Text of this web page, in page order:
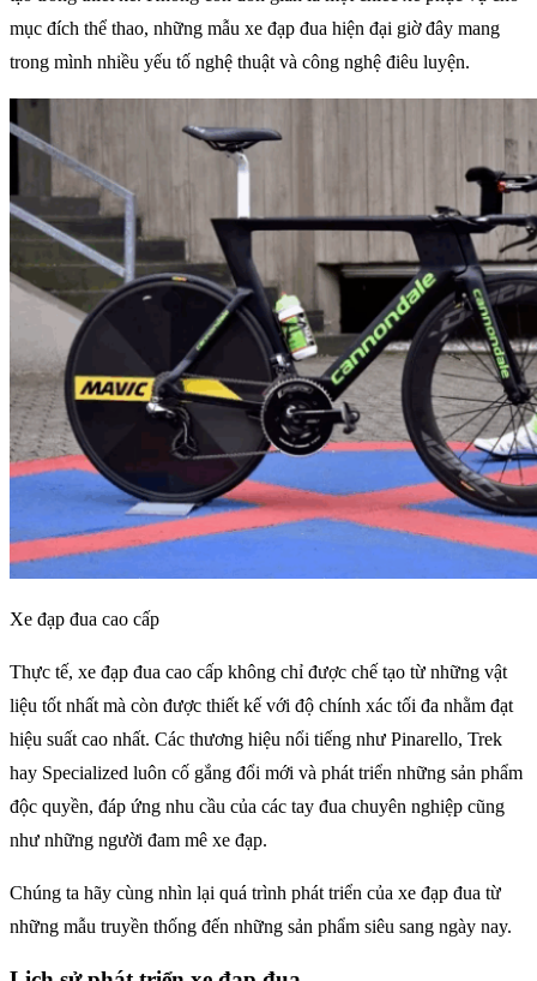
mục đích thể thao, những mẫu xe đạp đua hiện đại giờ đây mang
trong mình nhiều yếu tố nghệ thuật và công nghệ điêu luyện.
Xe đạp đua cao cấp
Thực tế, xe đạp đua cao cấp không chỉ được chế tạo từ những vật
liệu tốt nhất mà còn được thiết kế với độ chính xác tối đa nhằm đạt
hiệu suất cao nhất. Các thương hiệu nổi tiếng như Pinarello, Trek
hay Specialized luôn cố gắng đổi mới và phát triển những sản phẩm
độc quyền, đáp ứng nhu cầu của các tay đua chuyên nghiệp cũng
như những người đam mê xe đạp.
Chúng ta hãy cùng nhìn lại quá trình phát triển của xe đạp đua từ
những mẫu truyền thống đến những sản phẩm siêu sang ngày nay.